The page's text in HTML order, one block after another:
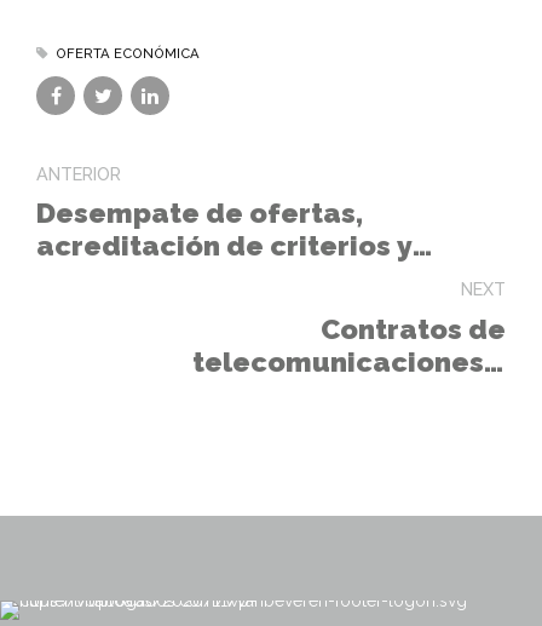
OFERTA ECONÓMICA
ANTERIOR
Desempate de ofertas,
acreditación de criterios y
NEXT
Contratos de
telecomunicaciones y